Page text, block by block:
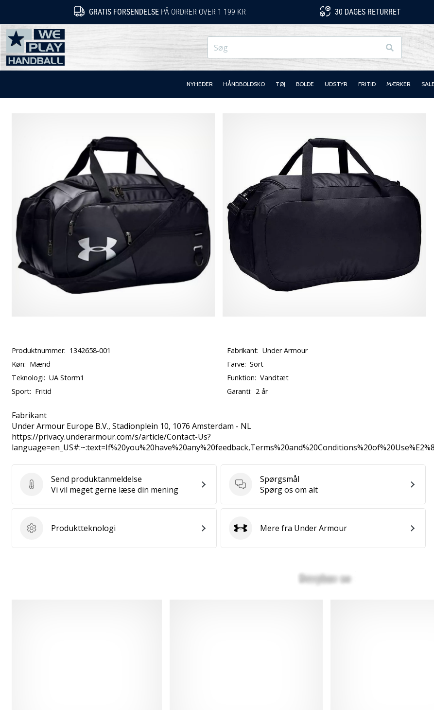
GRATIS FORSENDELSE PÅ ORDRER OVER 1 199 KR 30 DAGES RETURRET
WePlayHandball.dk
NYHEDER HÅNDBOLDSKO TØJ BOLDE UDSTYR FRITID MÆRKER
Produktnummer: 1342658-001 Fabrikant: Under Armour
Køn: Mænd Farve: Sort
Teknologi: UA Storm1 Funktion: Vandtæt
Sport: Fritid Garanti: 2 år
Fabrikant
Under Armour Europe B.V., Stadionplein 10, 1076 Amsterdam - NL
https://privacy.underarmour.com/s/article/Contact-Us?
Send produktanmeldelse
Send produktanmeldelse
Vi vil meget gerne læse din mening
Spørgsmål
Spørgsmål
Spørg os om alt
Produktteknologi
Produktteknologi Under Armour
Mere fra Under Armour